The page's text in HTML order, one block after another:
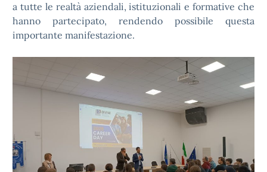
a tutte le realtà aziendali, istituzionali e formative che
hanno partecipato, rendendo possibile questa
importante manifestazione.